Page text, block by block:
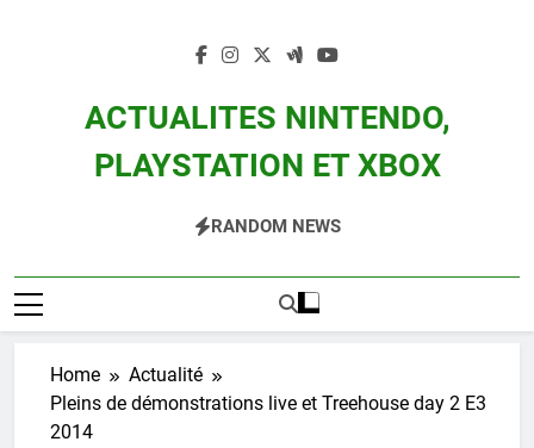
ACTUALITES NINTENDO,
PLAYSTATION ET XBOX
Zelda, Splatoon, Pokemon Entre Autres
RANDOM NEWS
Home
Actualité
Pleins de démonstrations live et Treehouse day 2 E3
2014